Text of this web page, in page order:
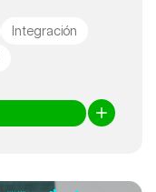
Integración